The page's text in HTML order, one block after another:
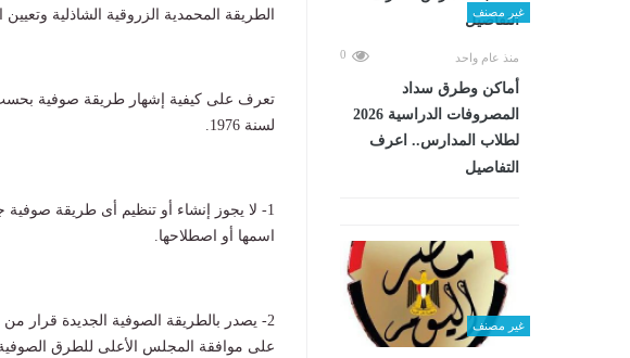
غير مصنف
منذ عام واحد 0
أماكن وطرق سداد
المصروفات الدراسية 2026
لطلاب المدارس.. اعرف
التفاصيل
غير مصنف
الطريقة المحمدية الزروقية الشاذلية
لسنة 1976.
1- لا يجوز إنشاء أو تنظيم أى طريقة
اسمها أو اصطلاحها.
2- يصدر بالطريقة الصوفية الجديدة قرار من
على موافقة المجلس الأعلى للطرق